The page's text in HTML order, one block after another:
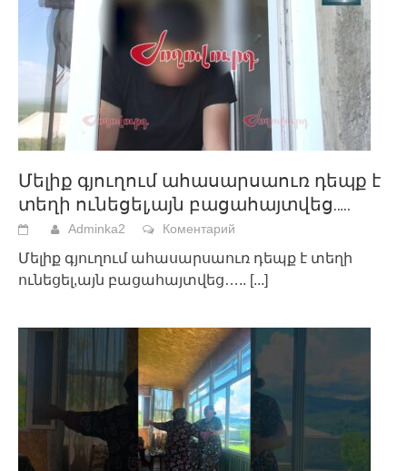
Մելիք գյուղում ահասարսաուռ դեպք է
տեղի ունեցել,այն բացահայտվեց…..
Adminka2 Коментарий
Մելիք գյուղում ահասարսաուռ դեպք է տեղի
ունեցել,այն բացահայտվեց….. [...]